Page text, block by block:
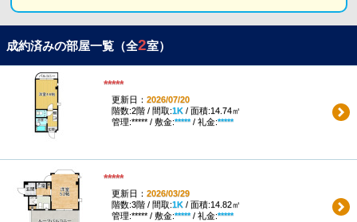
成約済みの部屋一覧（全2室）
*****
更新日： 2026/07/20
階数:2階 / 間取:1K/ 面積:14.74㎡
管理:***** / 敷金:*****/ 礼金:*****
*****
更新日： 2026/03/29
階数:3階 / 間取:1K/ 面積:14.82㎡
管理:***** / 敷金:*****/ 礼金:*****